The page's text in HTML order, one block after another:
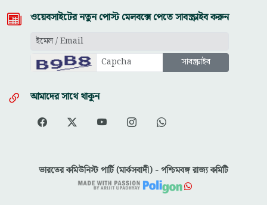
ওয়েবসাইটের নতুন পোস্ট মেলবক্সে পেতে সাবস্ক্রাইব করুন
আমাদের সাথে থাকুন
ভারতের কমিউনিস্ট পার্টি (মার্কসবাদী) - পশ্চিমবঙ্গ রাজ্য কমিটি